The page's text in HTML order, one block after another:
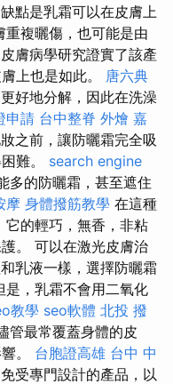
缺點是乳霜可以在皮膚上
複曬傷，也可能是由
膚病學研究證實了該產
上也是如此。 唐六典
好地分解，因此在洗澡
申請 台中整脊 外燴 嘉
之前，讓防曬霜完全吸
難。 search engine
多的防曬霜，甚至遮住
摩 身體撥筋教學 在這種
的輕巧，無香，非粘
。 可以在激光皮膚治
乳液一樣，選擇防曬霜
是，乳霜不會用二氧化
教學 seo軟體 北投 撥
管最常覆蓋身體的皮
。 台胞證高雄 台中 中
受專門設計的產品，以